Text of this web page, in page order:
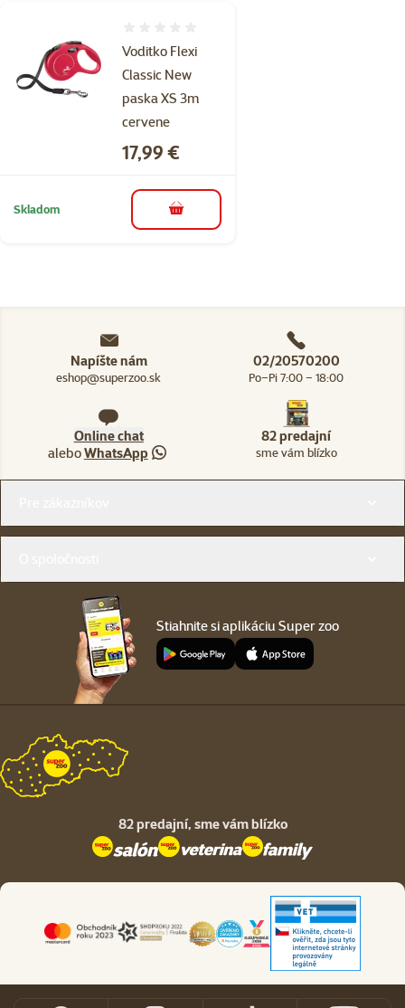
Voditko Flexi
Classic New
paska XS 3m
cervene
Cena
17,99 €
Skladom do košíka
Napíšte nám
eshop@superzoo.sk
02/20570200
Po–Pi 7:00 – 18:00
Online chat
aleboWhatsApp
82 predajní
sme vám blízko
Stiahnite si aplikáciu Super zoo
82 predajní, sme vám blízko